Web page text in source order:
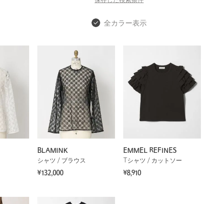
全カラー表示
BLAMINK
シャツ / ブラウス
¥132,000
EMMEL REFINES
Tシャツ / カットソー
¥8,910